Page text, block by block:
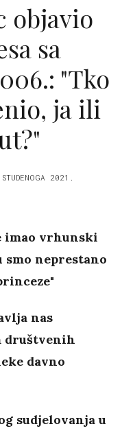
objavio
sa
"Tko
ja ili
2021.
imao vrhunski
smo neprestano
nas
društvenih
davno
sudjelovanja u